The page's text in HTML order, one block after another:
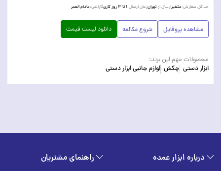
حداقل سفارش:متغیرارسال از:تهرانزمان ارسال:۱ تا ۳ روز کاری گارانتی:مادام العمر
مشاهده پروفایل شروع مکالمه دانلود لیست قیمت
محصولات مهم این برند:
ابزار دستی چکش لوازم جانبی ابزار دستی
درباره ابزار عمده راهنمای مشتریان